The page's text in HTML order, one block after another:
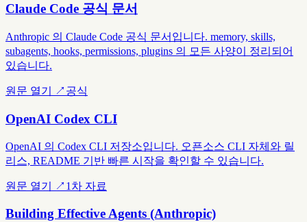
Claude Code 공식 문서
Anthropic 의 Claude Code 공식 문서입니다. memory, skills,
subagents, hooks, permissions, plugins 의 모든 사양이 정리되어
있습니다.
원문 열기 ↗ 공식
OpenAI Codex CLI
OpenAI 의 Codex CLI 저장소입니다. 오픈소스 CLI 자체와 릴
리스, README 기반 빠른 시작을 확인할 수 있습니다.
원문 열기 ↗ 1차 자료
Building Effective Agents (Anthropic)